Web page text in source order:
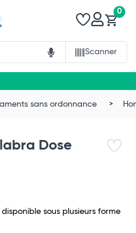
Scanner
0
sans ordonnance
Dose
sous plusieurs forme